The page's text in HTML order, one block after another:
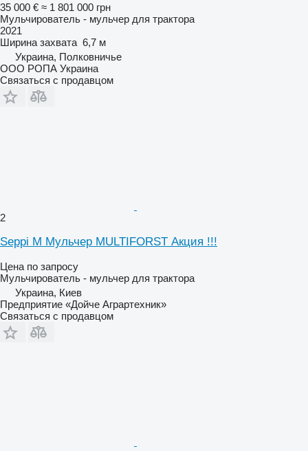
35 000 € ≈ 1 801 000 грн
Мульчирователь - мульчер для трактора
2021
Ширина захвата 6,7 м
Украина, Полковничье
ООО РОПА Украина
Связаться с продавцом
2
Seppi M Мульчер MULTIFORST Акция !!!
Цена по запросу
Мульчирователь - мульчер для трактора
Украина, Киев
Предприятие «Дойче Аграртехник»
Связаться с продавцом